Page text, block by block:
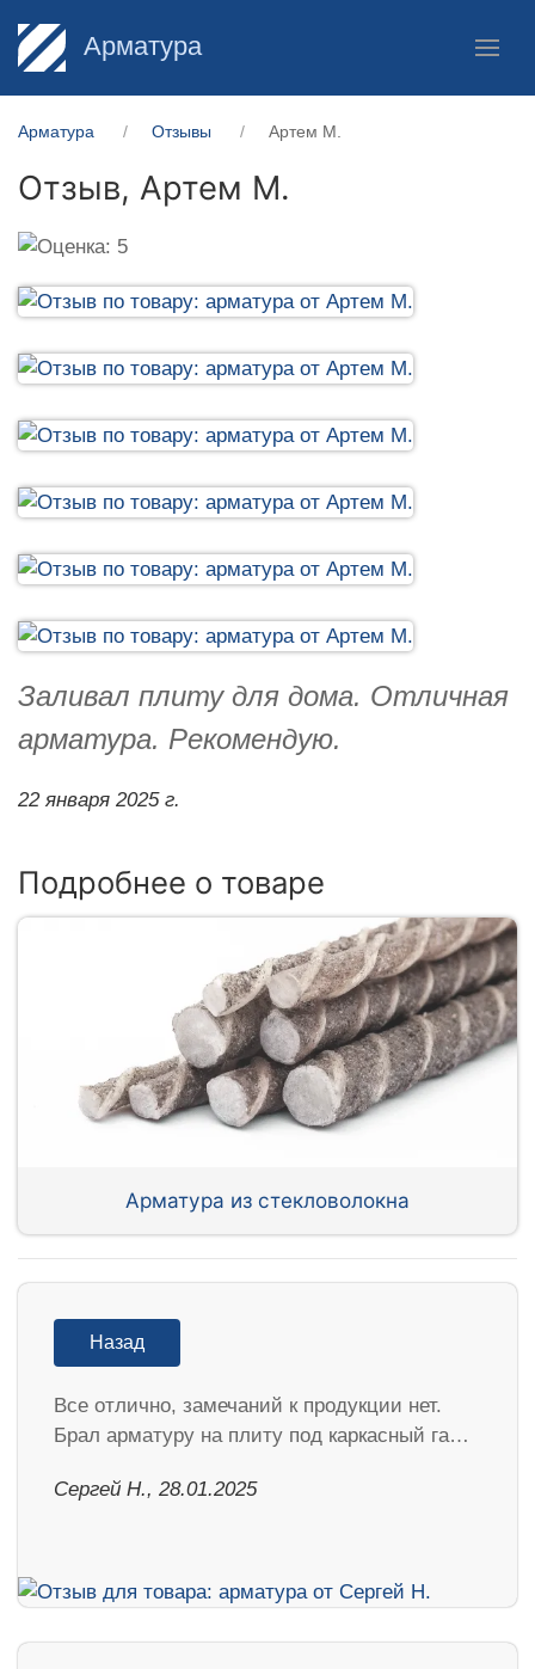
Арматура
Арматура Отзывы Артем М.
Отзыв, Артем М.
Заливал плиту для дома. Отличная
арматура. Рекомендую.
22 января 2025 г.
Подробнее о товаре
Арматура из стекловолокна
Назад
Все отлично, замечаний к продукции нет.
Брал арматуру на плиту под каркасный га…
Сергей Н., 28.01.2025